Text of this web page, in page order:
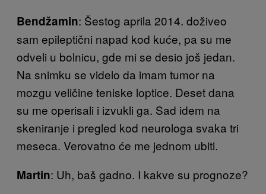
Bendžamin: Šestog aprila 2014. doživeo
sam epileptični napad kod kuće, pa su me
odveli u bolnicu, gde mi se desio još jedan.
Na snimku se videlo da imam tumor na
mozgu veličine teniske loptice. Deset dana
su me operisali i izvukli ga. Sad idem na
skeniranje i pregled kod neurologa svaka tri
meseca. Verovatno će me jednom ubiti.
Martin: Uh, baš gadno. I kakve su prognoze?